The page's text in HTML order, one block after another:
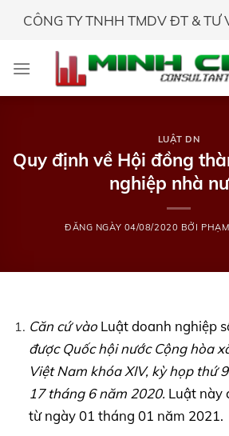
CÔNG TY TNHH TMDV ĐT & TƯ
LUẬT DN
Quy định về Hội đồng
nghiệp nhà
ĐĂNG NGÀY 04/08/2020 BỞI
Căn cứ vào Luật doanh nghiệp
được Quốc hội nước Cộng hòa
Việt Nam khóaXIV, kỳ họp thứ
17 tháng 6 năm 2020.Luật này
từ ngày 01 tháng 01 năm 2021.